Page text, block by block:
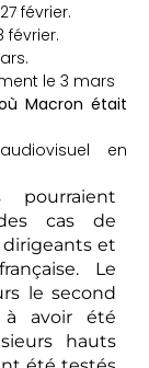
février.
février.
le 3 mars
Macron était
en
pourraient
cas de
et
Le
le second
à avoir été
hauts